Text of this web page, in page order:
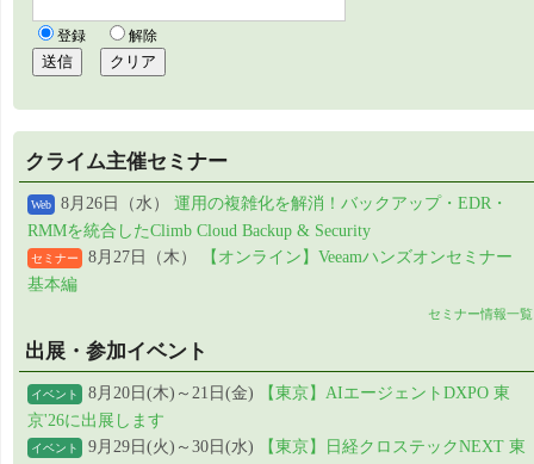
クライム主催セミナー
Web 8月26日（水） 運用の複雑化を解消！バックアップ・EDR・
RMMを統合したClimb Cloud Backup & Security
セミナー 8月27日（木）
【オンライン】Veeamハンズオンセミナー
基本編
セミナー情報一覧
出展・参加イベント
イベント 8月20日(木)～21日(金)
【東京】AIエージェントDXPO 東
京'26に出展します
イベント 9月29日(火)～30日(水)
【東京】日経クロステックNEXT 東